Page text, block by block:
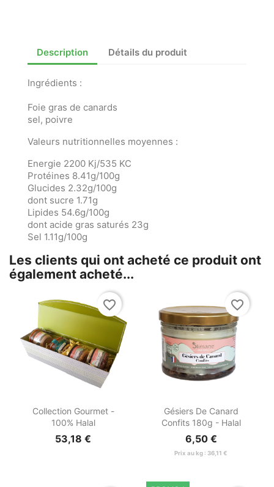
Description Détails du produit
Ingrédients :
Foie gras de canards
sel, poivre
Valeurs nutritionnelles moyennes :
Energie 2200 Kj/535 KC
Protéines 8.41g/100g
Glucides 2.32g/100g
dont sucre 1.71g
Lipides 54.6g/100g
dont acide gras saturés 23g
Sel 1.11g/100g
Les clients qui ont acheté ce produit ont
également acheté...
Aperçu rapide
Collection Gourmet -
100% Halal
53,18 €
favorite_border
Aperçu rapide
Gésiers De Canard
Confits 180g - Halal
6,50 €
Prix au kg : 36,11 €
favorite_border